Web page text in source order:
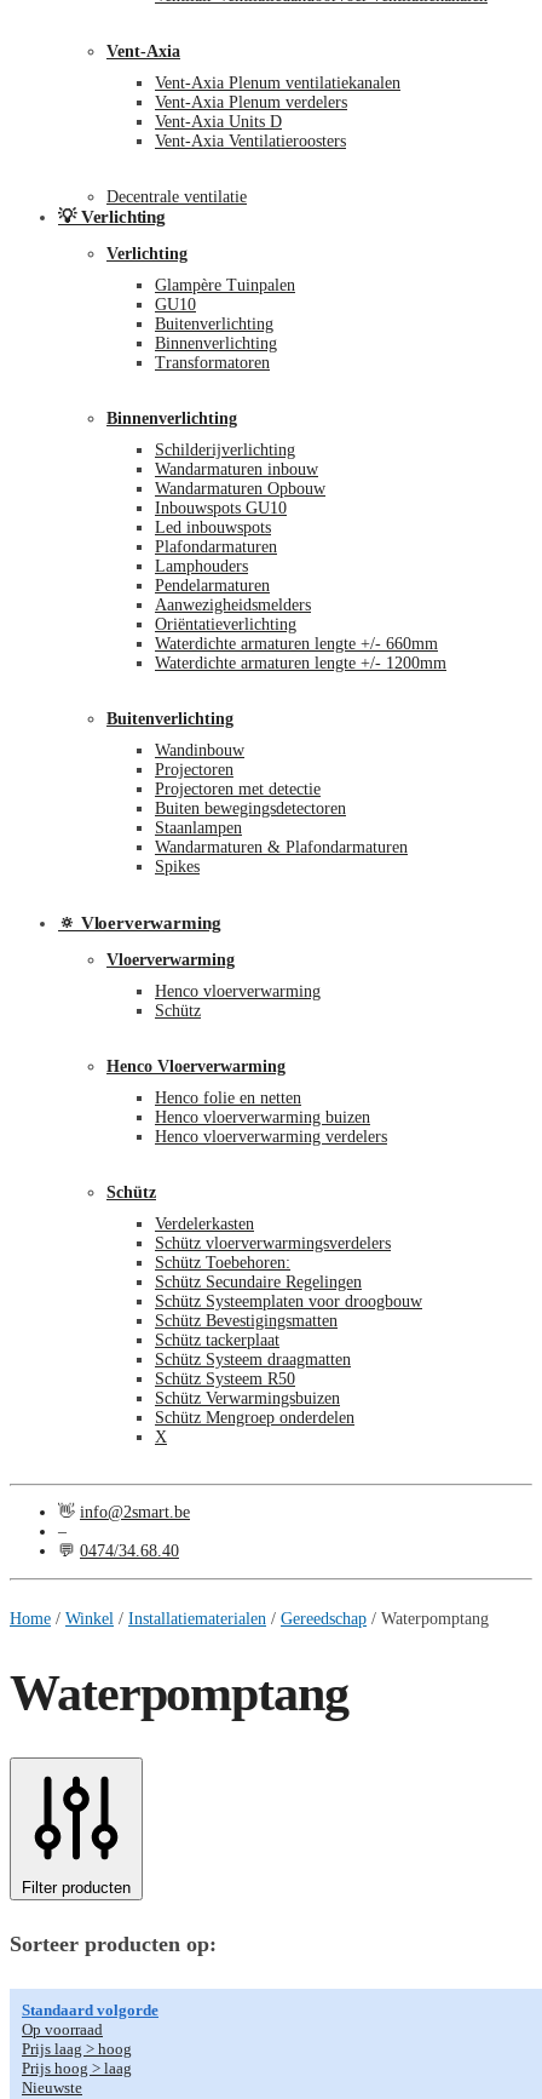
Vent-Axia
Vent-Axia Plenum ventilatiekanalen
Vent-Axia Plenum verdelers
Vent-Axia Units D
Vent-Axia Ventilatieroosters
Decentrale ventilatie
💡 Verlichting
Verlichting
Glampère Tuinpalen
GU10
Buitenverlichting
Binnenverlichting
Transformatoren
Binnenverlichting
Schilderijverlichting
Wandarmaturen inbouw
Wandarmaturen Opbouw
Inbouwspots GU10
Led inbouwspots
Plafondarmaturen
Lamphouders
Pendelarmaturen
Aanwezigheidsmelders
Oriëntatieverlichting
Waterdichte armaturen lengte +/- 660mm
Waterdichte armaturen lengte +/- 1200mm
Buitenverlichting
Wandinbouw
Projectoren
Projectoren met detectie
Buiten bewegingsdetectoren
Staanlampen
Wandarmaturen & Plafondarmaturen
Spikes
🔅 Vloerverwarming
Vloerverwarming
Henco vloerverwarming
Schütz
Henco Vloerverwarming
Henco folie en netten
Henco vloerverwarming buizen
Henco vloerverwarming verdelers
Schütz
Verdelerkasten
Schütz vloerverwarmingsverdelers
Schütz Toebehoren:
Schütz Secundaire Regelingen
Schütz Systeemplaten voor droogbouw
Schütz Bevestigingsmatten
Schütz tackerplaat
Schütz Systeem draagmatten
Schütz Systeem R50
Schütz Verwarmingsbuizen
Schütz Mengroep onderdelen
X
👋 info@2smart.be
–
💬 0474/34.68.40
Home / Winkel / Installatiematerialen / Gereedschap / Waterpomptang
Waterpomptang
Filter producten
Sorteer producten op:
Standaard volgorde
Op voorraad
Prijs laag > hoog
Prijs hoog > laag
Nieuwste